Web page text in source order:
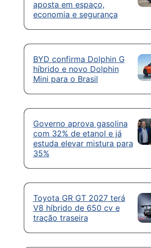
aposta em espaço,
economia e segurança
BYD confirma Dolphin G
híbrido e novo Dolphin
Mini para o Brasil
Governo aprova gasolina
com 32% de etanol e já
estuda elevar mistura para
35%
Toyota GR GT 2027 terá
V8 híbrido de 650 cv e
tração traseira